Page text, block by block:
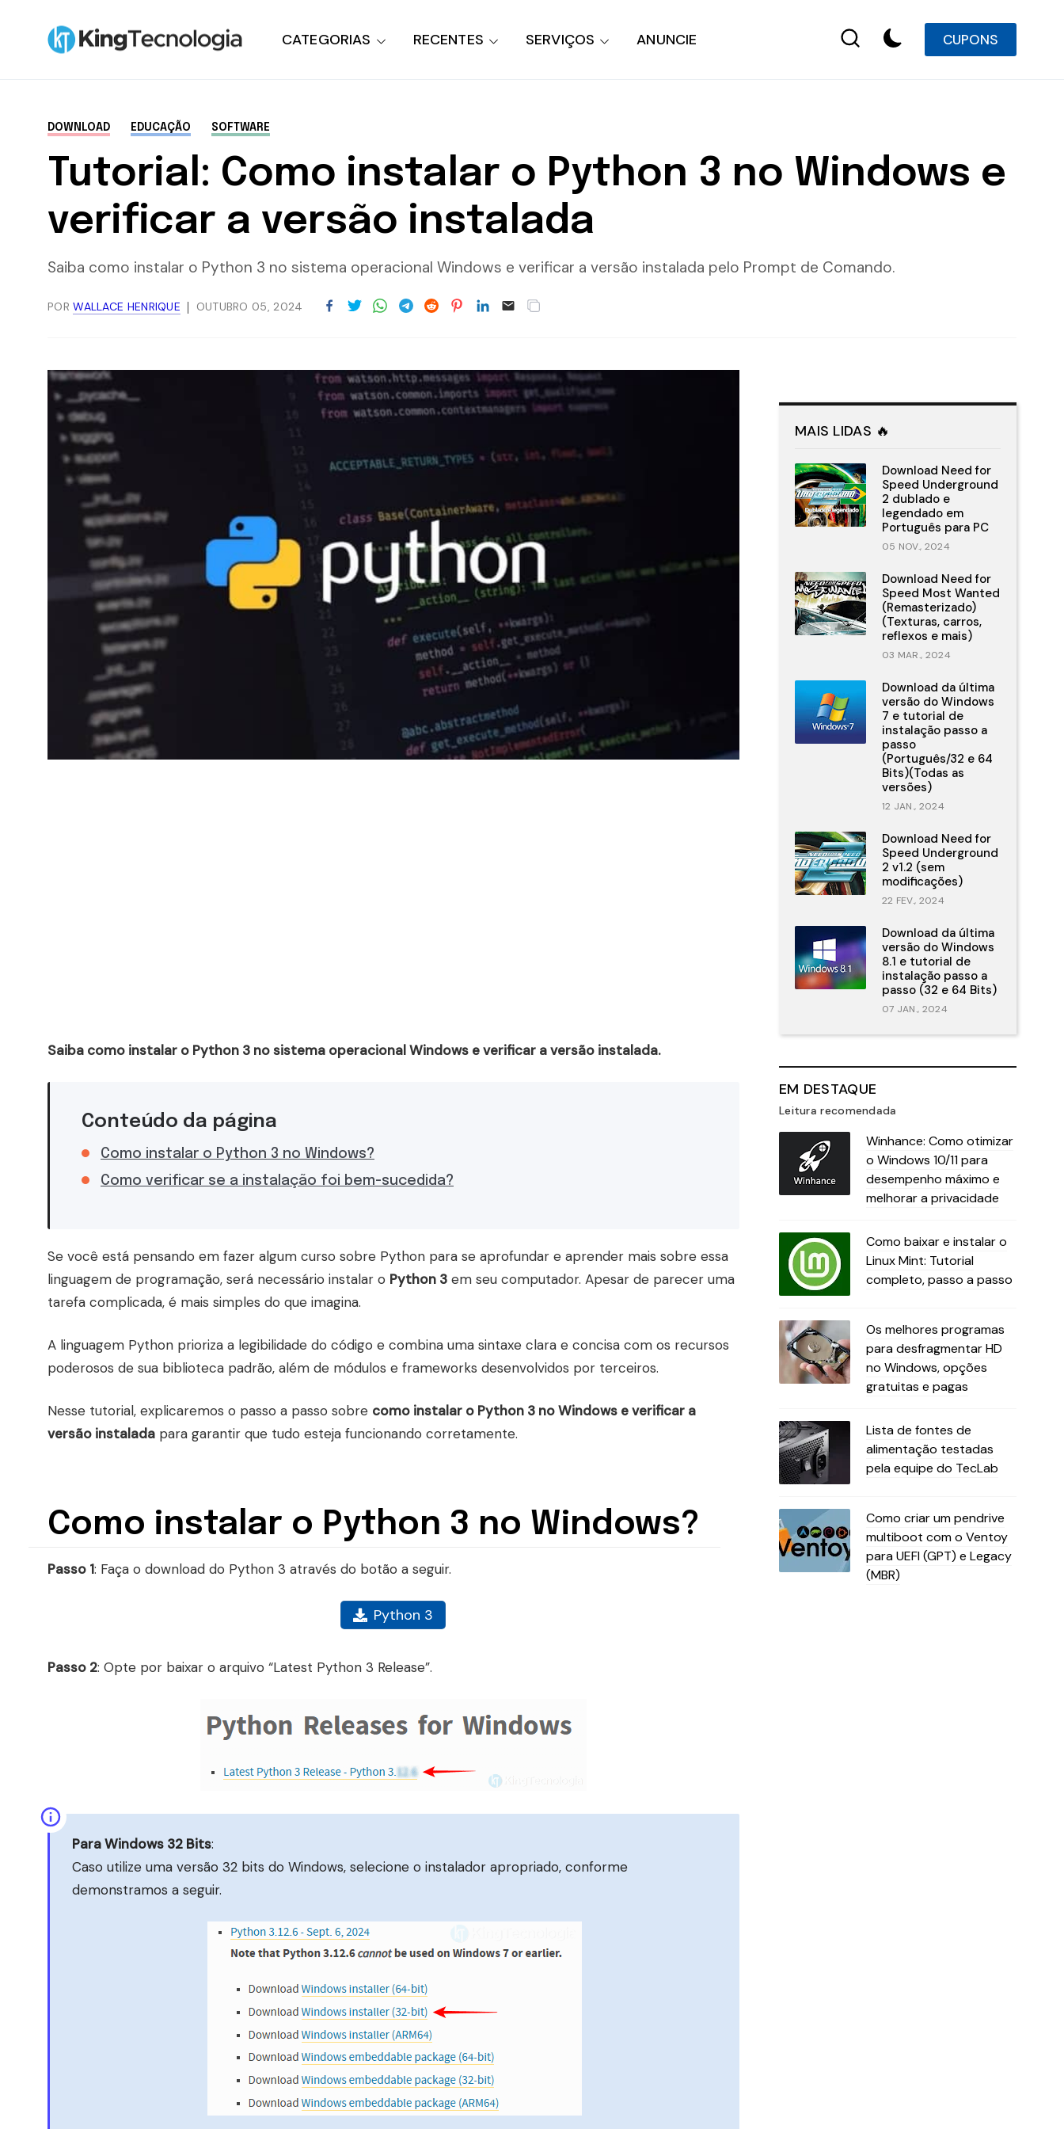
CUPONS
CATEGORIAS RECENTES
Hardware
Windows
Promoções
SERVIÇOS ANUNCIE
DOWNLOAD EDUCAÇÃO SOFTWARE
Tutorial: Como instalar o Python 3 no Windows e
verificar a versão instalada
Saiba como instalar o Python 3 no sistema operacional Windows e verificar a versão instalada pelo Prompt de Comando.
PORWALLACE HENRIQUE OUTUBRO 05, 2024
Saiba como instalar o Python 3 no sistema operacional Windows e verificar a versão instalada.
Conteúdo da página
Como instalar o Python 3 no Windows?
Como verificar se a instalação foi bem-sucedida?
Se você está pensando em fazer algum curso sobre Python para se aprofundar e aprender mais sobre essa
linguagem de programação, será necessário instalar o Python 3 em seu computador. Apesar de parecer uma
tarefa complicada, é mais simples do que imagina.
A linguagem Python prioriza a legibilidade do código e combina uma sintaxe clara e concisa com os recursos
poderosos de sua biblioteca padrão, além de módulos e frameworks desenvolvidos por terceiros.
Nesse tutorial, explicaremos o passo a passo sobre como instalar o Python 3 no Windows e verificar a
versão instalada para garantir que tudo esteja funcionando corretamente.
Como instalar o Python 3 no Windows?
Passo 1: Faça o download do Python 3 através do botão a seguir.
Python 3
Passo 2: Opte por baixar o arquivo “Latest Python 3 Release”.
Para Windows 32 Bits:
Caso utilize uma versão 32 bits do Windows, selecione o instalador apropriado, conforme
demonstramos a seguir.
MAIS LIDAS 🔥
Download Need for
Speed Underground
2 dublado e
legendado em
Português para PC
05 NOV., 2024
Download Need for
Speed Most Wanted
(Remasterizado)
(Texturas, carros,
reflexos e mais)
03 MAR., 2024
Download da última
versão do Windows
7 e tutorial de
instalação passo a
passo
(Português/32 e 64
Bits)(Todas as
versões)
12 JAN., 2024
Download Need for
Speed Underground
2 v1.2 (sem
modificações)
22 FEV., 2024
Download da última
versão do Windows
8.1 e tutorial de
instalação passo a
passo (32 e 64 Bits)
07 JAN., 2024
EM DESTAQUE
Leitura recomendada
Winhance: Como otimizar
o Windows 10/11 para
desempenho máximo e
melhorar a privacidade
Como baixar e instalar o
Linux Mint: Tutorial
completo, passo a passo
Os melhores programas
para desfragmentar HD
no Windows, opções
gratuitas e pagas
Lista de fontes de
alimentação testadas
pela equipe do TecLab
Como criar um pendrive
multiboot com o Ventoy
para UEFI (GPT) e Legacy
(MBR)